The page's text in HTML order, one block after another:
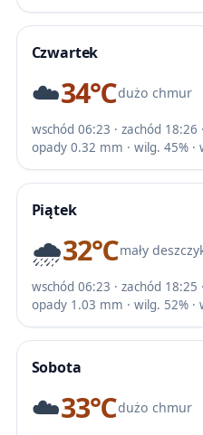
Czwartek
☁️34℃dużo chmur
wschód 06:23 · zachód
opady 0.32 mm · wilg. 45%
Piątek
🌧️32℃mały
wschód 06:23 · zachód
opady 1.03 mm · wilg. 52%
Sobota
☁️33℃dużo chmur